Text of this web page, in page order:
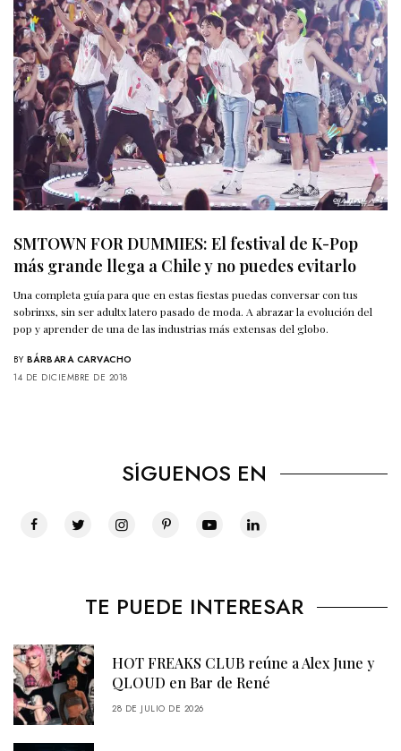
SMTOWN FOR DUMMIES: El festival de K-Pop
más grande llega a Chile y no puedes evitarlo
Una completa guía para que en estas fiestas puedas conversar con tus
sobrinxs, sin ser adultx latero pasado de moda. A abrazar la evolución del
pop y aprender de una de las industrias más extensas del globo.
BY BÁRBARA CARVACHO
14 DE DICIEMBRE DE 2018
SÍGUENOS EN
TE PUEDE INTERESAR
HOT FREAKS CLUB reúne a Alex June y
QLOUD en Bar de René
28 DE JULIO DE 2026